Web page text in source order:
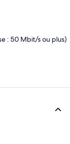
: 50 Mbit/s ou plus)